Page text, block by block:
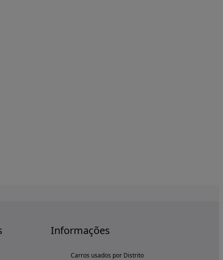
Informações
Carros usados por Distrito